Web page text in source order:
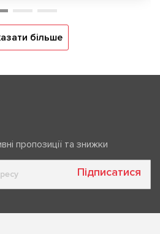
більше
пропозиції та знижки
Підписатися